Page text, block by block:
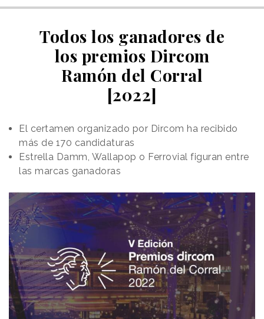
Todos los ganadores de
los premios Dircom
Ramón del Corral
[2022]
El certamen organizado por Dircom ha recibido
más de 170 candidaturas
Estrella Damm, Wallapop o Ferrovial figuran entre
las marcas ganadoras